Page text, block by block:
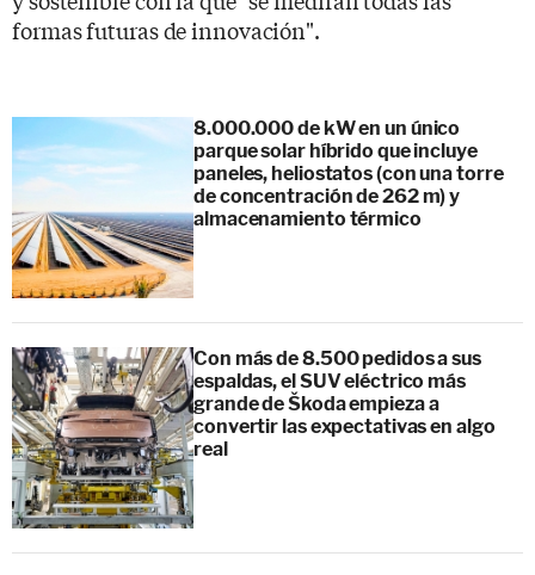
formas futuras de innovación".
8.000.000 de kW en un único
parque solar híbrido que incluye
paneles, heliostatos (con una torre
de concentración de 262 m) y
almacenamiento térmico
Con más de 8.500 pedidos a sus
espaldas, el SUV eléctrico más
grande de Škoda empieza a
convertir las expectativas en algo
real